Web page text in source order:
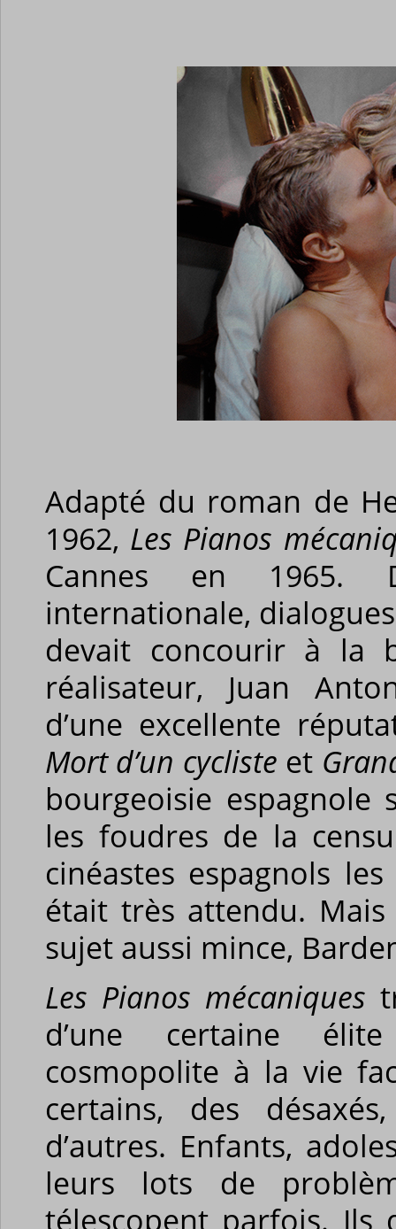
Adapté du roman de
1962, Les Pianos
Cannes en 1965.
internationale,
devait concourir à la
réalisateur, Juan
d’une excellente
Mort d’un cycliste et
bourgeoisie
les foudres de la
cinéastes espagnols
était très attendu.
sujet aussi mince,
Les Pianos mécaniques
d’une certaine
cosmopolite à la vie
certains, des
d’autres. Enfants,
leurs lots de
télescopent parfois. Ils